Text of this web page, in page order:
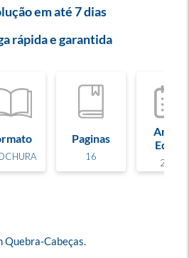
em até 7 dias
rápida e garantida
Paginas
16
Ano de
Edição
2024
Quebra-Cabeças.